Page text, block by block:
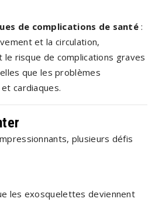
de complications de santé :
et la circulation,
risque de complications graves
que les problèmes
cardiaques.
plusieurs défis
les exosquelettes deviennent